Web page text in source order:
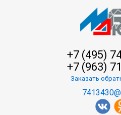
+7 (495)
+7 (963)
Заказать